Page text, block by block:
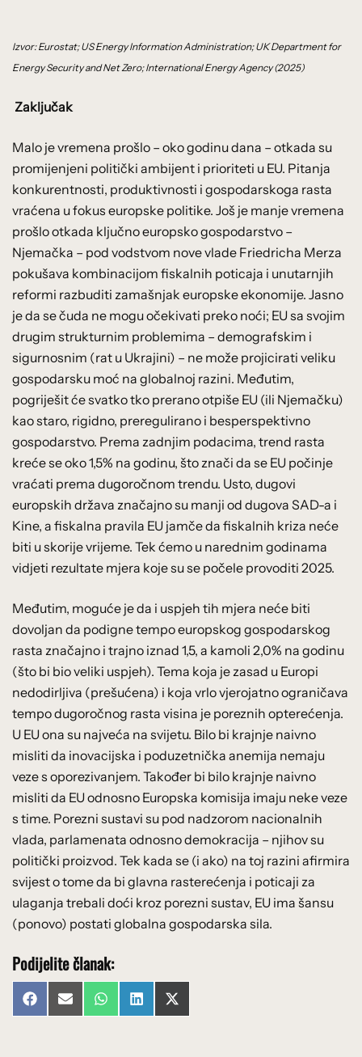
Izvor: Eurostat; US Energy Information Administration; UK Department for
Energy Security and Net Zero; International Energy Agency (2025)
Zaključak
Malo je vremena prošlo – oko godinu dana – otkada su
promijenjeni politički ambijent i prioriteti u EU. Pitanja
konkurentnosti, produktivnosti i gospodarskoga rasta
vraćena u fokus europske politike. Još je manje vremena
prošlo otkada ključno europsko gospodarstvo –
Njemačka – pod vodstvom nove vlade Friedricha Merza
pokušava kombinacijom fiskalnih poticaja i unutarnjih
reformi razbuditi zamašnjak europske ekonomije. Jasno
je da se čuda ne mogu očekivati preko noći; EU sa svojim
drugim strukturnim problemima – demografskim i
sigurnosnim (rat u Ukrajini) – ne može projicirati veliku
gospodarsku moć na globalnoj razini. Međutim,
pogriješit će svatko tko prerano otpiše EU (ili Njemačku)
kao staro, rigidno, preregulirano i besperspektivno
gospodarstvo. Prema zadnjim podacima, trend rasta
kreće se oko 1,5% na godinu, što znači da se EU počinje
vraćati prema dugoročnom trendu. Usto, dugovi
europskih država značajno su manji od dugova SAD-a i
Kine, a fiskalna pravila EU jamče da fiskalnih kriza neće
biti u skorije vrijeme. Tek ćemo u narednim godinama
vidjeti rezultate mjera koje su se počele provoditi 2025.
Međutim, moguće je da i uspjeh tih mjera neće biti
dovoljan da podigne tempo europskog gospodarskog
rasta značajno i trajno iznad 1,5, a kamoli 2,0% na godinu
(što bi bio veliki uspjeh). Tema koja je zasad u Europi
nedodirljiva (prešućena) i koja vrlo vjerojatno ograničava
tempo dugoročnog rasta visina je poreznih opterećenja.
U EU ona su najveća na svijetu. Bilo bi krajnje naivno
misliti da inovacijska i poduzetnička anemija nemaju
veze s oporezivanjem. Također bi bilo krajnje naivno
misliti da EU odnosno Europska komisija imaju neke veze
s time. Porezni sustavi su pod nadzorom nacionalnih
vlada, parlamenata odnosno demokracija – njihov su
politički proizvod. Tek kada se (i ako) na toj razini afirmira
svijest o tome da bi glavna rasterećenja i poticaji za
ulaganja trebali doći kroz porezni sustav, EU ima šansu
(ponovo) postati globalna gospodarska sila.
Podijelite članak:
Share
on
FacebookShare
on
Email Share
on
WhatsAppShare
on
LinkedInShare
on
X
(Twitter)